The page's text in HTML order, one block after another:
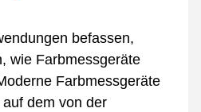
befassen,
wie Farbmessgeräte
Farbmessgeräte
dem von der